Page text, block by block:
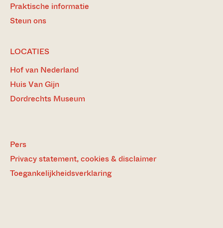
Praktische informatie
Steun ons
LOCATIES
Hof van Nederland
Huis Van Gijn
Dordrechts Museum
Pers
Privacy statement, cookies & disclaimer
Toegankelijkheidsverklaring